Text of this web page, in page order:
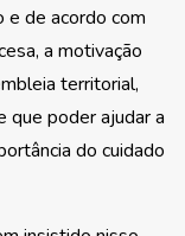
e de acordo com
a motivação
territorial,
que poder ajudar a
do cuidado